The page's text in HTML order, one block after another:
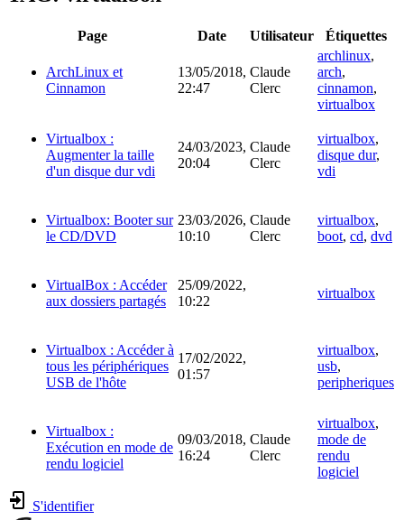
Page Date Utilisateur Étiquettes
ArchLinux et
Cinnamon
13/05/2018,
22:47
Claude
Clerc
archlinux,
arch,
cinnamon,
virtualbox
Virtualbox :
Augmenter la taille
d'un disque dur vdi
24/03/2023,
20:04
Claude
Clerc
virtualbox,
disque dur,
vdi
Virtualbox: Booter sur
le CD/DVD
23/03/2026,
10:10
Claude
Clerc
virtualbox,
boot, cd, dvd
VirtualBox : Accéder
aux dossiers partagés
25/09/2022,
10:22
virtualbox
Virtualbox : Accéder à
tous les périphériques
USB de l'hôte
17/02/2022,
01:57
virtualbox,
usb,
peripheriques
Virtualbox :
Exécution en mode de
rendu logiciel
09/03/2018,
16:24
Claude
Clerc
virtualbox,
mode de
rendu
logiciel
S'identifier